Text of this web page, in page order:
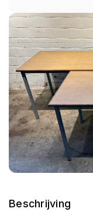
Beschrijving